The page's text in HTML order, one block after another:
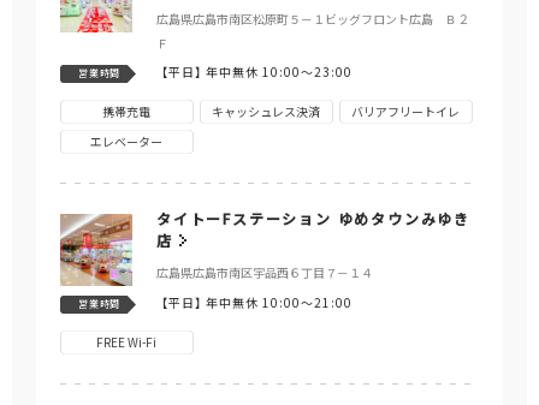
広島県広島市南区松原町５－１ビッグフロント広島 Ｂ２
Ｆ
営業時間 【平日】年中無休 10:00～23:00
携帯充電 キャッシュレス決済
バリアフリートイレ
エレベーター
タイトーFステーション ゆめタウンみゆき
店
広島県広島市南区宇品西６丁目７－１４
営業時間 【平日】年中無休 10:00～21:00
FREE Wi-Fi